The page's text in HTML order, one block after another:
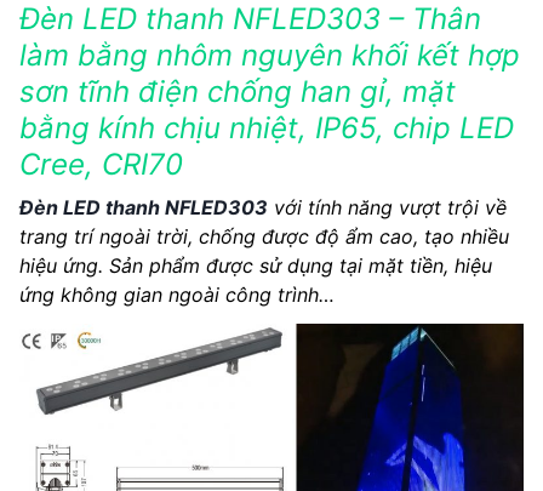
Đèn LED thanh NFLED303 – Thân
làm bằng nhôm nguyên khối kết hợp
sơn tĩnh điện chống han gỉ, mặt
bằng kính chịu nhiệt, IP65, chip LED
Cree, CRI70
Đèn LED thanh NFLED303 với tính năng vượt trội về
trang trí ngoài trời, chống được độ ẩm cao, tạo nhiều
hiệu ứng. Sản phẩm được sử dụng tại mặt tiền, hiệu
ứng không gian ngoài công trình…